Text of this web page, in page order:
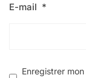
E-mail *
Enregistrer